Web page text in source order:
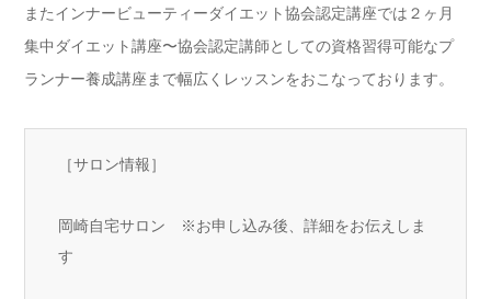
またインナービューティーダイエット協会認定講座では２ヶ月
集中ダイエット講座〜協会認定講師としての資格習得可能なプ
ランナー養成講座まで幅広くレッスンをおこなっております。
［サロン情報］
岡崎自宅サロン ※お申し込み後、詳細をお伝えしま
す